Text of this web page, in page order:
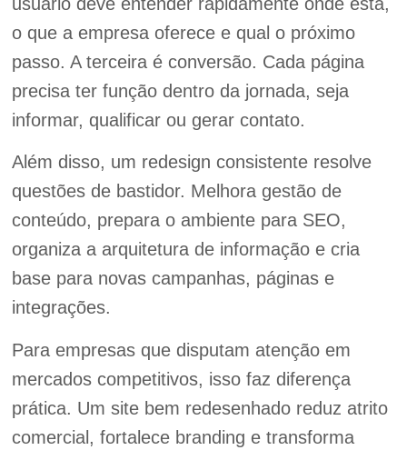
o que a empresa oferece e qual o próximo
passo. A terceira é conversão. Cada página
precisa ter função dentro da jornada, seja
informar, qualificar ou gerar contato.
Além disso, um redesign consistente resolve
questões de bastidor. Melhora gestão de
conteúdo, prepara o ambiente para SEO,
organiza a arquitetura de informação e cria
base para novas campanhas, páginas e
integrações.
Para empresas que disputam atenção em
mercados competitivos, isso faz diferença
prática. Um site bem redesenhado reduz atrito
comercial, fortalece branding e transforma